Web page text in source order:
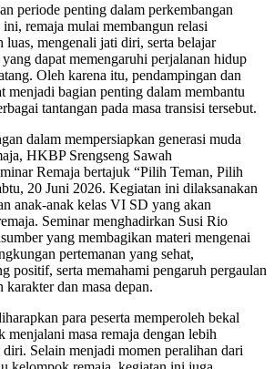
periode penting dalam perkembangan
ini, remaja mulai membangun relasi
luas, mengenali jati diri, serta belajar
dapat memengaruhi perjalanan hidup
Oleh karena itu, pendampingan dan
menjadi bagian penting dalam membantu
tantangan pada masa transisi tersebut.
dalam mempersiapkan generasi muda
HKBP Srengseng Sawah
Remaja bertajuk “Pilih Teman, Pilih
20 Juni 2026. Kegiatan ini dilaksanakan
anak-anak kelas VI SD yang akan
Seminar menghadirkan Susi Rio
yang membagikan materi mengenai
pertemanan yang sehat,
positif, serta memahami pengaruh pergaulan
karakter dan masa depan.
para peserta memperoleh bekal
menjalani masa remaja dengan lebih
diri. Selain menjadi momen peralihan dari